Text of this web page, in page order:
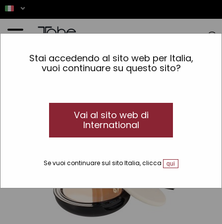
Stai accedendo al sito web per Italia,
vuoi continuare su questo sito?
Vai al sito web di
International
Se vuoi continuare sul sito Italia, clicca qui
Trucco »Linee »Perfect »Fondotinta compatto Perfect Compact Foundation